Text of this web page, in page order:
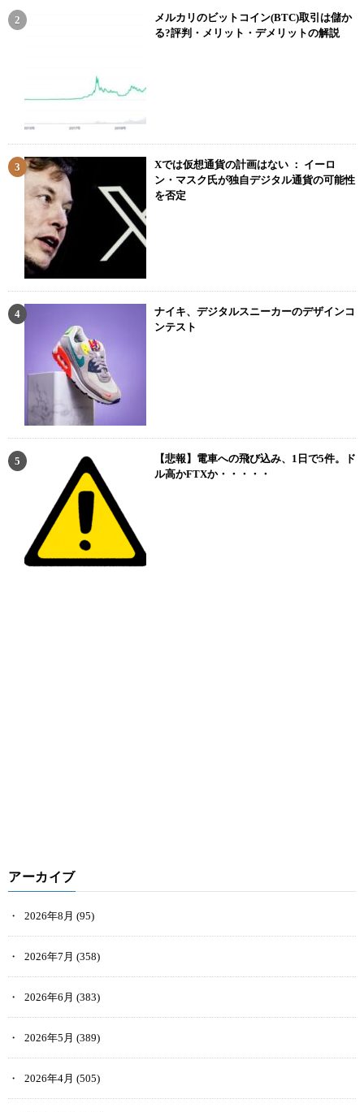
メルカリのビットコイン(BTC)取引は儲か
る?評判・メリット・デメリットの解説
Xでは仮想通貨の計画はない ： イーロ
ン・マスク氏が独自デジタル通貨の可能性
を否定
ナイキ、デジタルスニーカーのデザインコ
ンテスト
【悲報】電車への飛び込み、1日で5件。ド
ル高かFTXか・・・・・
アーカイブ
2026年8月 (95)
2026年7月 (358)
2026年6月 (383)
2026年5月 (389)
2026年4月 (505)